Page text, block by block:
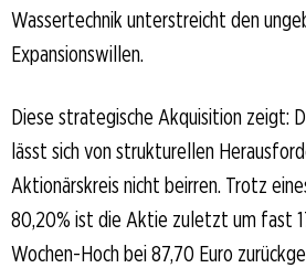
Wassertechnik unterstreicht den
Expansionswillen.
Diese strategische Akquisition zeigt:
lässt sich von strukturellen
Aktionärskreis nicht beirren. Trotz
80,20% ist die Aktie zuletzt um fast
Wochen-Hoch bei 87,70 Euro